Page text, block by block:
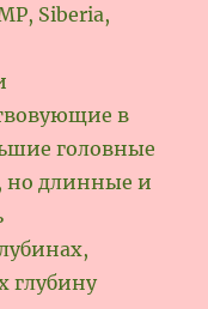
Siberia,
в
головные
но длинные и
глубину